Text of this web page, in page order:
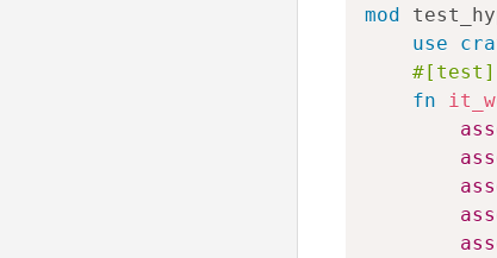
mod
use
#[test]
fn